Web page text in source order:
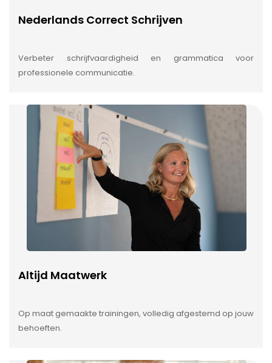
Nederlands Correct Schrijven
Verbeter schrijfvaardigheid en grammatica voor
professionele communicatie.
Altijd Maatwerk
Op maat gemaakte trainingen, volledig afgestemd op jouw
behoeften.